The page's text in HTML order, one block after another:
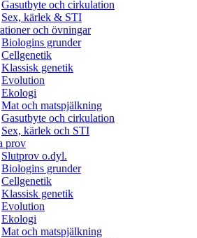
Gasutbyte och cirkulation
Sex, kärlek & STI
och övningar
Biologins grunder
Cellgenetik
Klassisk genetik
Evolution
Ekologi
Mat och matspjälkning
Gasutbyte och cirkulation
Sex, kärlek och STI
prov
Slutprov o.dyl.
Biologins grunder
Cellgenetik
Klassisk genetik
Evolution
Ekologi
Mat och matspjälkning